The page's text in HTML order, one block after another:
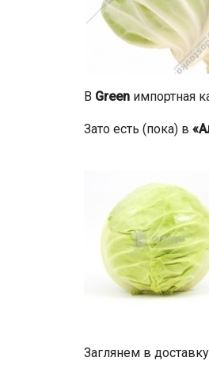
В Green импортная
Зато есть (пока) в
Заглянем в доставку